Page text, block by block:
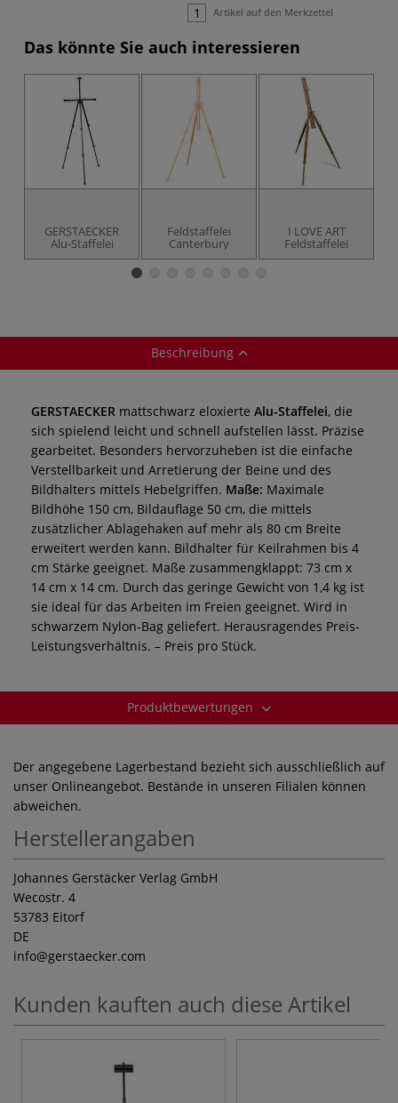
Artikel auf den Merkzettel
Das könnte Sie auch interessieren
GERSTAECKER
Alu-Staffelei
Feldstaffelei
Canterbury
I LOVE ART
Feldstaffelei
Beschreibung
GERSTAECKER mattschwarz eloxierte Alu-Staffelei, die
sich spielend leicht und schnell aufstellen lässt. Präzise
gearbeitet. Besonders hervorzuheben ist die einfache
Verstellbarkeit und Arretierung der Beine und des
Bildhalters mittels Hebelgriffen. Maße: Maximale
Bildhöhe 150 cm, Bildauflage 50 cm, die mittels
zusätzlicher Ablagehaken auf mehr als 80 cm Breite
erweitert werden kann. Bildhalter für Keilrahmen bis 4
cm Stärke geeignet. Maße zusammengklappt: 73 cm x
14 cm x 14 cm. Durch das geringe Gewicht von 1,4 kg ist
sie ideal für das Arbeiten im Freien geeignet. Wird in
schwarzem Nylon-Bag geliefert. Herausragendes Preis-
Leistungsverhältnis. – Preis pro Stück.
Produktbewertungen
Der angegebene Lagerbestand bezieht sich ausschließlich auf
unser Onlineangebot. Bestände in unseren Filialen können
abweichen.
Herstellerangaben
Johannes Gerstäcker Verlag GmbH
Wecostr. 4
53783 Eitorf
DE
info@gerstaecker.com
Kunden kauften auch diese Artikel